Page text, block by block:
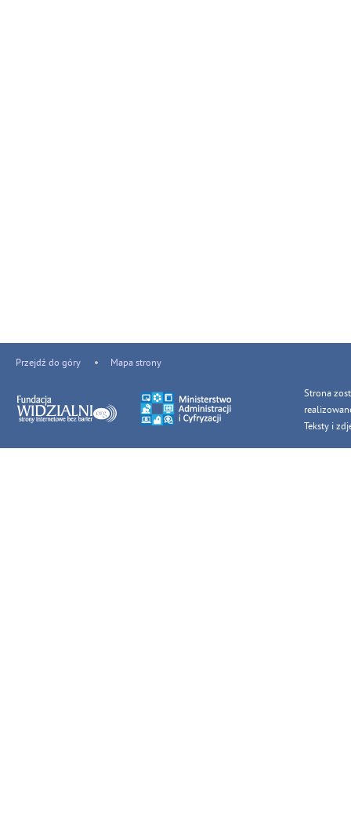
Przejdź do góry Mapa strony
Strona
Teksty i